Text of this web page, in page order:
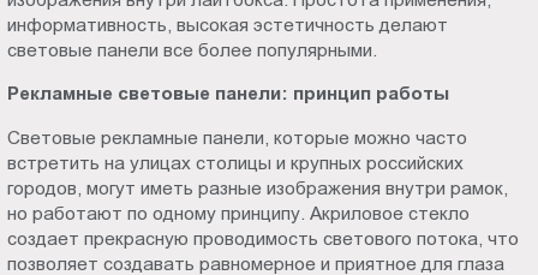
информативность, высокая эстетичность делают
световые панели все более популярными.
Рекламные световые панели: принцип работы
Световые рекламные панели, которые можно часто
встретить на улицах столицы и крупных российских
городов, могут иметь разные изображения внутри рамок,
но работают по одному принципу. Акриловое стекло
создает прекрасную проводимость светового потока, что
позволяет создавать равномерное и приятное для глаза